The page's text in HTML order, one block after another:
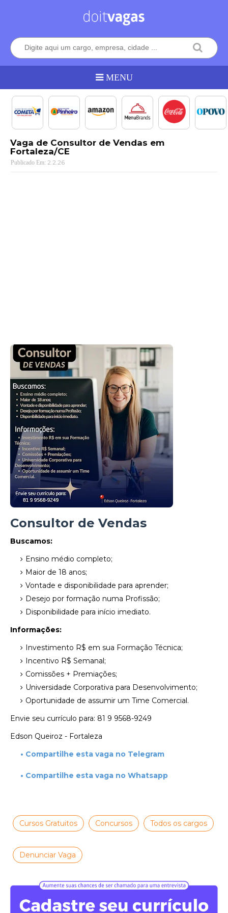
Vaga de Consultor de Vendas em
Fortaleza/CE
2.2.26
Consultor de Vendas
Buscamos:
Ensino médio completo;
Maior de 18 anos;
Vontade e disponibilidade para aprender;
Desejo por formação numa Profissão;
Disponibilidade para início imediato.
Informações:
Investimento R$ em sua Formação Técnica;
Incentivo R$ Semanal;
Comissões + Premiações;
Universidade Corporativa para Desenvolvimento;
Oportunidade de assumir um Time Comercial.
Envie seu currículo para: 81 9 9568-9249
Edson Queiroz - Fortaleza
• Compartilhe esta vaga no Telegram
• Compartilhe esta vaga no Whatsapp
Cursos Gratuitos Concursos Todos os cargos
Denunciar Vaga